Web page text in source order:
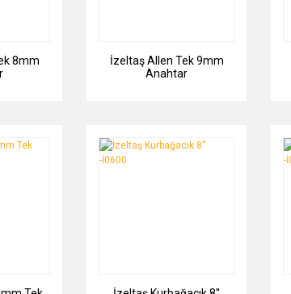
8mm
İzeltaş Allen Tek 9mm
Anahtar